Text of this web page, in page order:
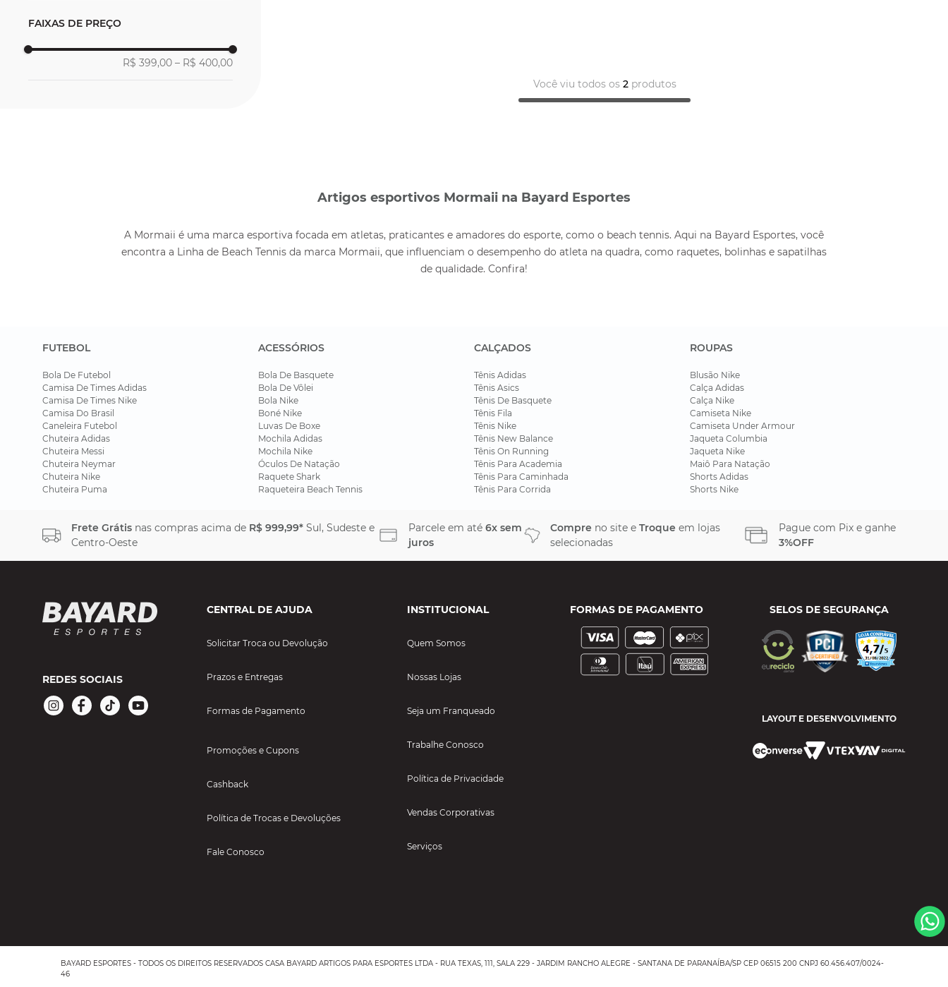
FAIXAS DE PREÇO
R$ 399,00 – R$ 400,00
Você viu todos os 2produtos
Artigos esportivos Mormaii na Bayard Esportes
A Mormaii é uma marca esportiva focada em atletas, praticantes e amadores do esporte, como o beach tennis. Aqui na Bayard Esportes, você
encontra a Linha de Beach Tennis da marca Mormaii, que influenciam o desempenho do atleta na quadra, como raquetes, bolinhas e sapatilhas
de qualidade. Confira!
FUTEBOL
Bola De Futebol
Camisa De Times Adidas
Camisa De Times Nike
Camisa Do Brasil
Caneleira Futebol
Chuteira Adidas
Chuteira Messi
Chuteira Neymar
Chuteira Nike
Chuteira Puma
ACESSÓRIOS
Bola De Basquete
Bola De Vôlei
Bola Nike
Boné Nike
Luvas De Boxe
Mochila Adidas
Mochila Nike
Óculos De Natação
Raquete Shark
Raqueteira Beach Tennis
CALÇADOS
Tênis Adidas
Tênis Asics
Tênis De Basquete
Tênis Fila
Tênis Nike
Tênis New Balance
Tênis On Running
Tênis Para Academia
Tênis Para Caminhada
Tênis Para Corrida
ROUPAS
Blusão Nike
Calça Adidas
Calça Nike
Camiseta Nike
Camiseta Under Armour
Jaqueta Columbia
Jaqueta Nike
Maiô Para Natação
Shorts Adidas
Shorts Nike
Frete Grátis nas compras acima de R$ 999,99* Sul, Sudeste e
Centro-Oeste
Parcele em até 6x sem
juros
Compre no site e Troque em lojas
selecionadas
Pague com Pix e ganhe
3%OFF
REDES SOCIAIS
CENTRAL DE AJUDA
Solicitar Troca ou Devolução
Prazos e Entregas
Formas de Pagamento
Promoções e Cupons
Cashback
Política de Trocas e Devoluções
Fale Conosco
INSTITUCIONAL
Quem Somos
Nossas Lojas
Seja um Franqueado
Trabalhe Conosco
Política de Privacidade
Vendas Corporativas
Serviços
FORMAS DE PAGAMENTO SELOS DE SEGURANÇA
LAYOUT E DESENVOLVIMENTO
BAYARD ESPORTES - TODOS OS DIREITOS RESERVADOS CASA BAYARD ARTIGOS PARA ESPORTES LTDA - RUA TEXAS, 111, SALA 229 - JARDIM RANCHO ALEGRE - SANTANA DE PARANAÍBA/SP CEP 06515 200 CNPJ 60.456.407/0024-
46